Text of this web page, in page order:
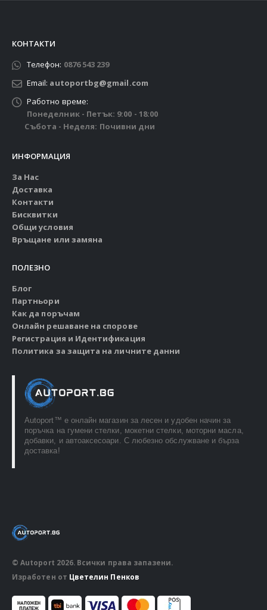
КОНТАКТИ
Телефон: 0876 543 239
Email: autoportbg@gmail.com
Работно време:
Понеделник - Петък: 9:00 - 18:00
Събота - Неделя: Почивни дни
ИНФОРМАЦИЯ
За Нас
Доставка
Контакти
Бисквитки
Общи условия
Връщане или замяна
ПОЛЕЗНО
Блог
Партньори
Как да поръчам
Онлайн решаване на спорове
Регистрация и Идентификация
Политика за защита на личните данни
Autoport™ e онлайн магазин за лесен и удобен начин за
поръчка на гумени стелки, мокетни стелки, моторни масла,
добавки, и автоаксесоари. С любезно обслужване и бърза
доставка!
© Autoport 2026. Всички права запазени.
Изработен от Цветелин Пенков